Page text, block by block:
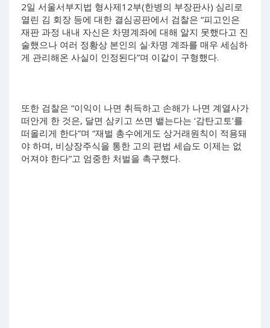
2일 서울서부지법 형사제12부(한병의 부장판사) 심리로
열린 김 회장 등에 대한 결심공판에서 검찰은 “피고인은
재판 과정 내내 자신은 차명계좌에 대해 알지 못했다고 진
술했으나 여러 정황상 본인의 실·차명 계좌를 매우 세심하
게 관리해온 사실이 인정된다”며 이같이 구형했다.
또한 검찰은 “이익이 나면 취득하고 손해가 나면 계열사가
떠안게 한 것은, 달면 삼키고 쓰면 뱉는다는 ‘감탄고토’를
떠올리게 한다”며 “재벌 총수에게도 상거래원칙이 적용돼
야 하며, 비상장주식을 통한 고의 편법 세습도 이제는 없
어져야 한다”고 엄중한 처벌을 촉구했다.